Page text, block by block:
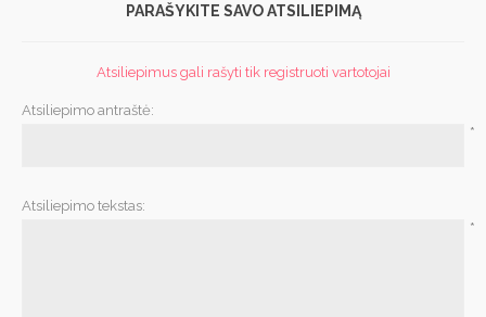
PARAŠYKITE SAVO ATSILIEPIMĄ
Atsiliepimus gali rašyti tik registruoti vartotojai
Atsiliepimo antraštė:
*
Atsiliepimo tekstas:
*